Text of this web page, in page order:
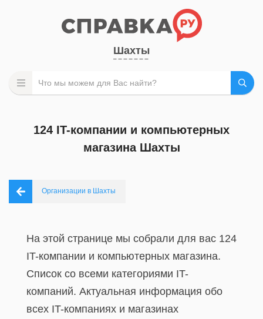
Шахты
124 IT-компании и компьютерных
магазина Шахты
Организации в Шахты
На этой странице мы собрали для вас 124
IT-компании и компьютерных магазина.
Список со всеми категориями IT-
компаний. Актуальная информация обо
всех IT-компаниях и магазинах